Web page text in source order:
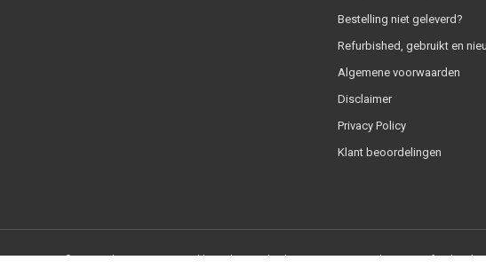
Bestelling niet geleverd?
Refurbished, gebruikt en
Algemene voorwaarden
Disclaimer
Privacy Policy
Klant beoordelingen
© Copyright 2026 - Powered byLightspeed- Theme ByDMWSxPlus+|RSS-feed|